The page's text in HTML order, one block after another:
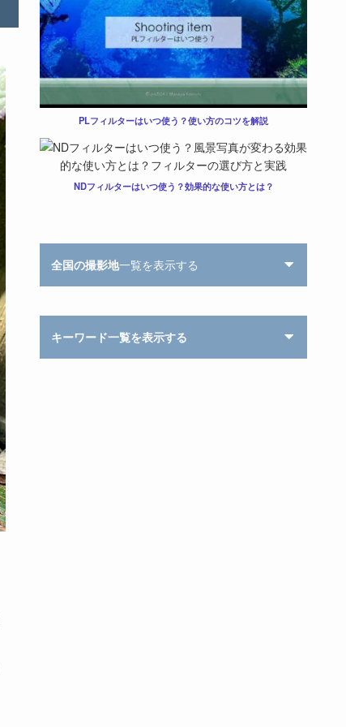
PLフィルターはいつ使う？使い方のコツを解説
NDフィルターはいつ使う？効果的な使い方とは？
全国の撮影地一覧を表示する
キーワード一覧を表示する